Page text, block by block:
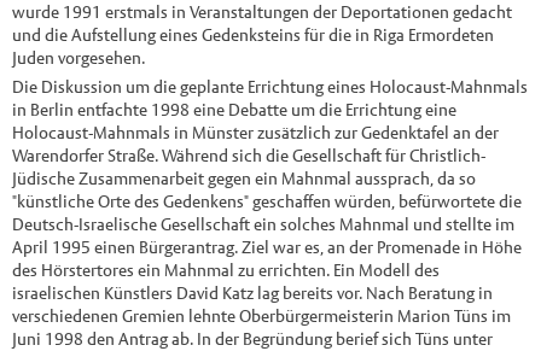
wurde 1991 erstmals in Veranstaltungen der Deportationen gedacht
und die Aufstellung eines Gedenksteins für die in Riga Ermordeten
Juden vorgesehen.
Die Diskussion um die geplante Errichtung eines Holocaust-Mahnmals
in Berlin entfachte 1998 eine Debatte um die Errichtung eine
Holocaust-Mahnmals in Münster zusätzlich zur Gedenktafel an der
Warendorfer Straße. Während sich die Gesellschaft für Christlich-
Jüdische Zusammenarbeit gegen ein Mahnmal aussprach, da so
"künstliche Orte des Gedenkens" geschaffen würden, befürwortete die
Deutsch-Israelische Gesellschaft ein solches Mahnmal und stellte im
April 1995 einen Bürgerantrag. Ziel war es, an der Promenade in Höhe
des Hörstertores ein Mahnmal zu errichten. Ein Modell des
israelischen Künstlers David Katz lag bereits vor. Nach Beratung in
verschiedenen Gremien lehnte Oberbürgermeisterin Marion Tüns im
Juni 1998 den Antrag ab. In der Begründung berief sich Tüns unter